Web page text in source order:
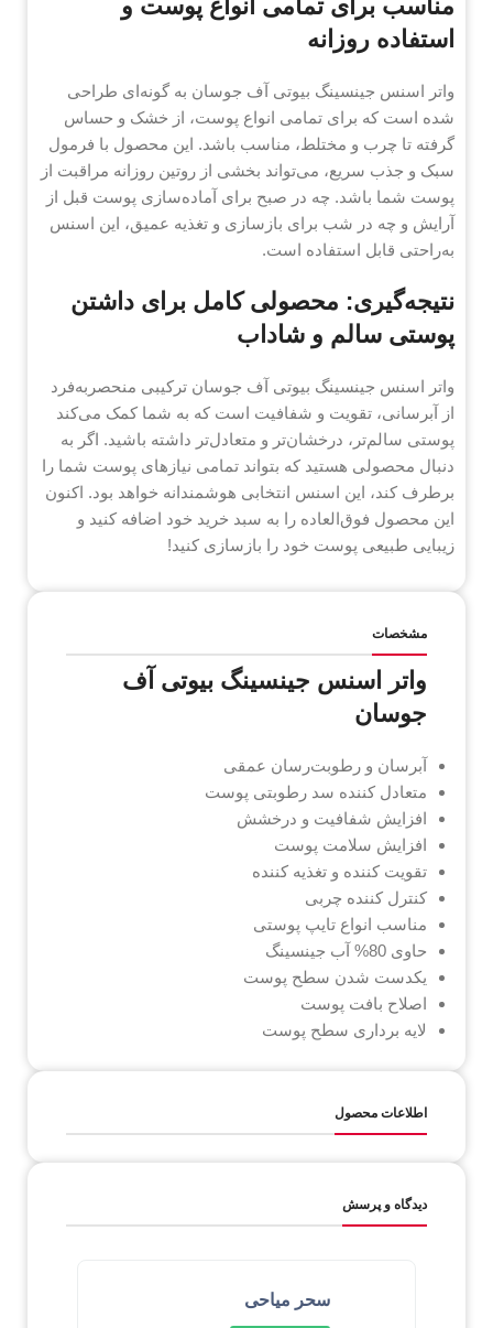
مناسب برای تمامی انواع پوست و
استفاده روزانه
واتر اسنس جینسینگ بیوتی آف جوسان به گونه‌ای طراحی
شده است که برای تمامی انواع پوست، از خشک و حساس
گرفته تا چرب و مختلط، مناسب باشد. این محصول با فرمول
سبک و جذب سریع، می‌تواند بخشی از روتین روزانه مراقبت از
پوست شما باشد. چه در صبح برای آماده‌سازی پوست قبل از
آرایش و چه در شب برای بازسازی و تغذیه عمیق، این اسنس
به‌راحتی قابل استفاده است.
نتیجه‌گیری: محصولی کامل برای داشتن
پوستی سالم و شاداب
واتر اسنس جینسینگ بیوتی آف جوسان ترکیبی منحصربه‌فرد
از آبرسانی، تقویت و شفافیت است که به شما کمک می‌کند
پوستی سالم‌تر، درخشان‌تر و متعادل‌تر داشته باشید. اگر به
دنبال محصولی هستید که بتواند تمامی نیازهای پوست شما را
برطرف کند، این اسنس انتخابی هوشمندانه خواهد بود. اکنون
این محصول فوق‌العاده را به سبد خرید خود اضافه کنید و
زیبایی طبیعی پوست خود را بازسازی کنید!
مشخصات
واتر اسنس جینسینگ بیوتی آف
جوسان
آبرسان و رطوبت‌رسان عمقی
متعادل کننده سد رطوبتی پوست
افزایش شفافیت و درخشش
افزایش سلامت پوست
تقویت کننده و تغذیه کننده
کنترل کننده چربی
مناسب انواع تایپ پوستی
حاوی 80% آب جینسینگ
یکدست شدن سطح پوست
اصلاح بافت پوست
لایه برداری سطح پوست
اطلاعات محصول
دیدگاه و پرسش
سحر میاحی